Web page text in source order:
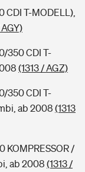
CDI T-MODELL),
350 CDI T-
(1313 / AGZ)
350 CDI T-
ab 2008 (1313
KOMPRESSOR /
ab 2008 (1313 /